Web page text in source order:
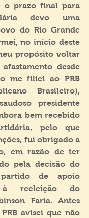
o prazo final para
devo uma
do Rio Grande
no início deste
propósito voltar
desde
me filiei ao PRB
Brasileiro),
presidente
bem recebido
pelo que
fui obrigado a
em razão de ter
pela decisão do
de apoio
à reeleição do
Faria. Antes
avisei que não